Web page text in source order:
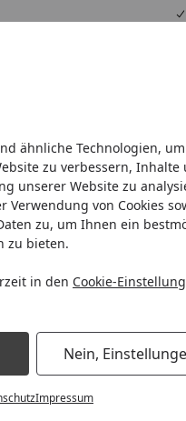
ähnliche Technologien,
zu verbessern, Inhalte
unserer Website zu
von Cookies
zu, um Ihnen ein
zu bieten.
in den Cookie-
Nein,
Impressum
Camping
Spare
Gripper Tankpad